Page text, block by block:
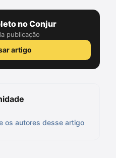
no Conjur
publicação
artigo
os autores desse artigo